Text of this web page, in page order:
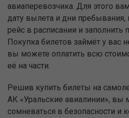
авиаперевозчика. Для этого
дату вылета и дни
рейс в расписании и заполнить
Покупка билетов займёт у вас
вы можете оплатить всю
её на части.
Решив купить билеты на
АК «Уральские авиалинии», вы
сомневаться в безопасности и